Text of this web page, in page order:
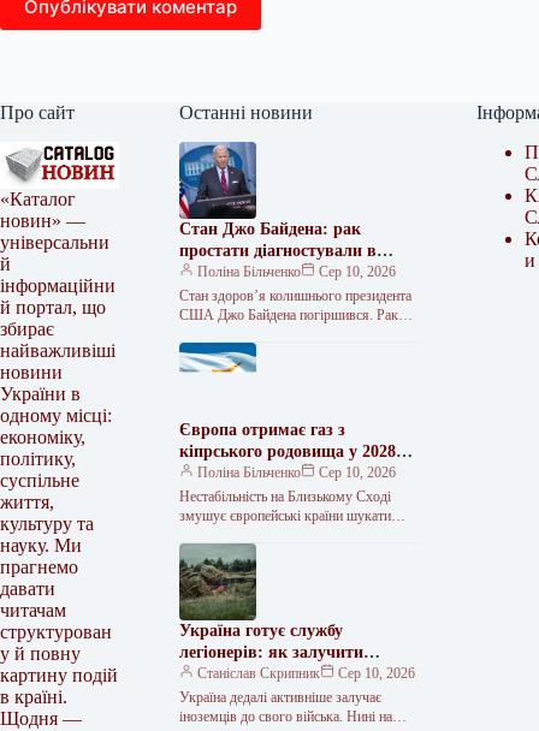
Опублікувати коментар
Про сайт
«Каталог
новин» —
універсальни
й
інформаційни
й портал, що
збирає
найважливіші
новини
України в
одному місці:
економіку,
політику,
суспільне
життя,
культуру та
науку. Ми
прагнемо
давати
читачам
структурован
у й повну
картину подій
в країні.
Щодня —
Останні новини
Стан Джо Байдена: рак
простати діагностували в
кістках
Поліна Більченко
Сер 10, 2026
Стан здоров’я колишнього президента
США Джо Байдена погіршився. Рак
раніше, поширився на кістки та інші…
Європа отримає газ з
кіпрського родовища у 2028
роціПоліна Більченко
Сер 10, 2026
Нестабільність на Близькому Сході
змушує європейські країни шукати
Європейські споживачі можуть
отримати природний газ із…
Україна готує службу
легіонерів: як залучити
іноземних військових
Станіслав Скрипник
Сер 10, 2026
Україна дедалі активніше залучає
іноземців до свого війська. Нині нашу
и